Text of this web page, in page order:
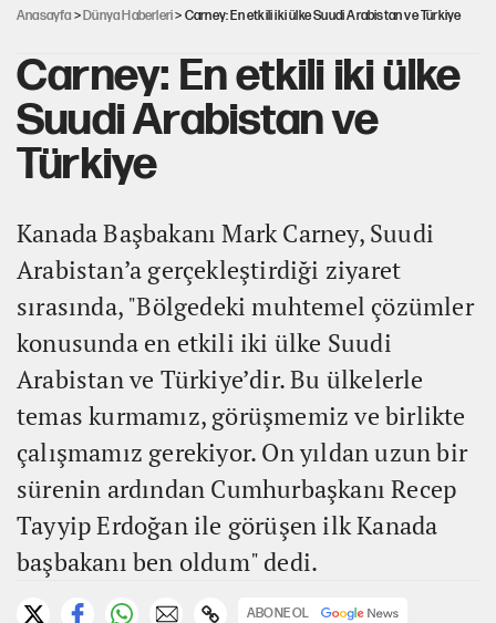
Anasayfa >Dünya Haberleri> Carney: En etkili iki ülke Suudi Arabistan ve Türkiye
Carney: En etkili iki ülke
Suudi Arabistan ve
Türkiye
Kanada Başbakanı Mark Carney, Suudi
Arabistan’a gerçekleştirdiği ziyaret
sırasında, "Bölgedeki muhtemel çözümler
konusunda en etkili iki ülke Suudi
Arabistan ve Türkiye’dir. Bu ülkelerle
temas kurmamız, görüşmemiz ve birlikte
çalışmamız gerekiyor. On yıldan uzun bir
sürenin ardından Cumhurbaşkanı Recep
Tayyip Erdoğan ile görüşen ilk Kanada
başbakanı ben oldum" dedi.
ABONE OL